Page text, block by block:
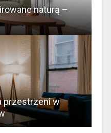
naturą –
przestrzeni w